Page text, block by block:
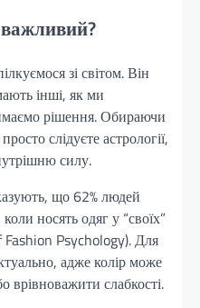
зі світом. Він
інші, як ми
рішення. Обираючи
слідуєте астрології,
силу.
що 62% людей
носять одяг у “своїх”
Fashion Psychology). Для
адже колір може
врівноважити слабкості.